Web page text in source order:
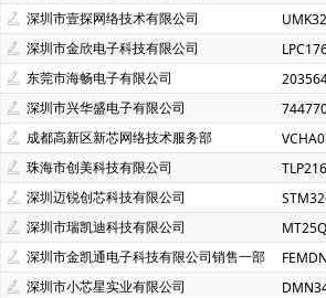
Wayon(上海维安)(3)
Maxlinear(
Chinamobile(中移物联网)(3)
fangtek(方泰)(2)
KINETIC(芯凯)(2)
TXC(晶技)(2)
e2v technologies(2)
Joulwatt(杰华特)(2)
SOUTHCHIP(
Atmel(爱特梅尔)(1)
Avago(安华高
C&K Components(1)
Everest-
INTEL(英特尔)(1)
IXYS(艾赛斯)(1)
PULSE ELECTRONICS(1)
深圳市壹探网络技术有限公司
深圳市金欣电子科技有限公司
东莞市海畅电子有限公司
深圳市兴华盛电子有限公司
成都高新区新芯网络技术服务部
珠海市创美科技有限公司
深圳迈锐创芯科技有限公司
深圳市瑞凯迪科技有限公司
深圳市金凯通电子科技有限公司销售一部
深圳市小芯星实业有限公司